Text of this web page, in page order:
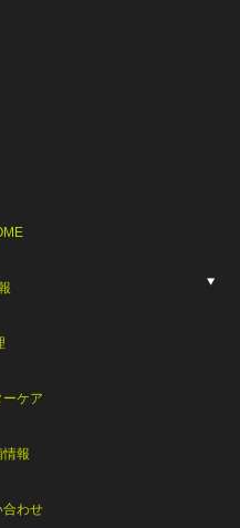
ーケア
情報
合わせ